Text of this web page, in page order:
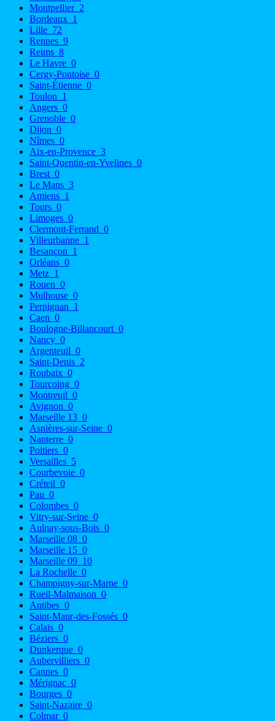
Montpellier 2
Bordeaux 1
Lille 72
Rennes 9
Reims 8
Le Havre 0
Cergy-Pontoise 0
Saint-Étienne 0
Toulon 1
Angers 0
Grenoble 0
Dijon 0
Nîmes 0
Aix-en-Provence 3
Saint-Quentin-en-Yvelines 0
Brest 0
Le Mans 3
Amiens 1
Tours 0
Limoges 0
Clermont-Ferrand 0
Villeurbanne 1
Besançon 1
Orléans 0
Metz 1
Rouen 0
Mulhouse 0
Perpignan 1
Caen 0
Boulogne-Billancourt 0
Nancy 0
Argenteuil 0
Saint-Denis 2
Roubaix 0
Tourcoing 0
Montreuil 0
Avignon 0
Marseille 13 0
Asnières-sur-Seine 0
Nanterre 0
Poitiers 0
Versailles 5
Courbevoie 0
Créteil 0
Pau 0
Colombes 0
Vitry-sur-Seine 0
Aulnay-sous-Bois 0
Marseille 08 0
Marseille 15 0
Marseille 09 10
La Rochelle 0
Champigny-sur-Marne 0
Rueil-Malmaison 0
Antibes 0
Saint-Maur-des-Fossés 0
Calais 0
Béziers 0
Dunkerque 0
Aubervilliers 0
Cannes 0
Mérignac 0
Bourges 0
Saint-Nazaire 0
Colmar 0